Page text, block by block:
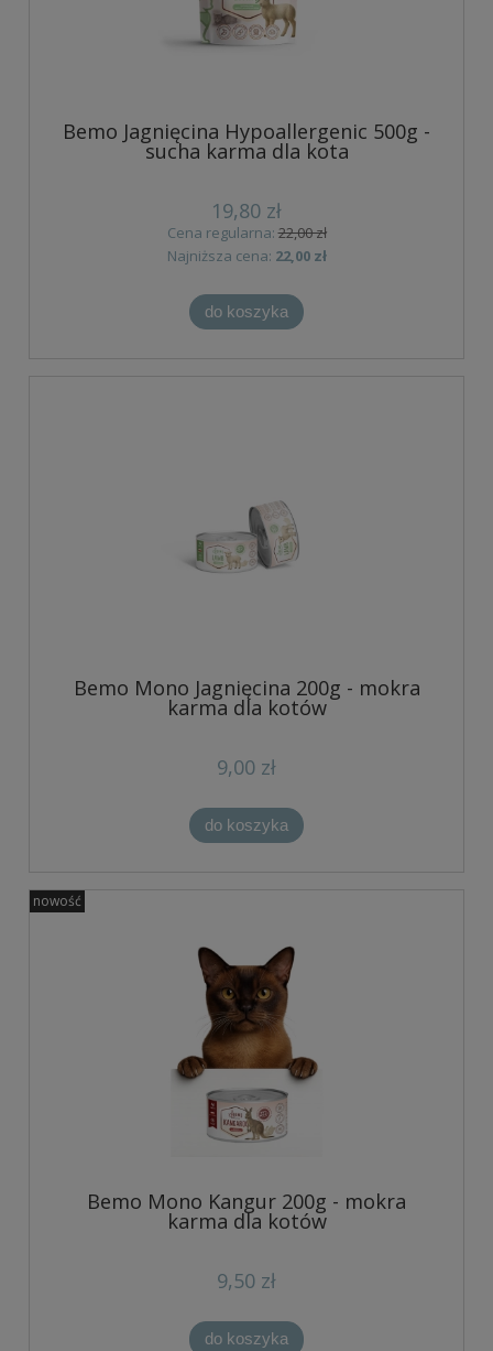
Bemo Jagnięcina Hypoallergenic 500g -
sucha karma dla kota
19,80 zł
Cena regularna:22,00 zł
Najniższa cena: 22,00 zł
do koszyka
Bemo Mono Jagnięcina 200g - mokra
karma dla kotów
9,00 zł
do koszyka
Bemo Mono Kangur 200g - mokra
karma dla kotów
9,50 zł
do koszyka
nowość